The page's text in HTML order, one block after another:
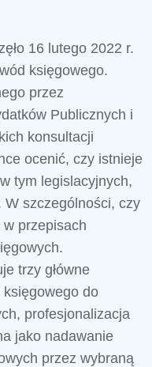
16 lutego 2022 r.
księgowego.
przez
Publicznych i
konsultacji
ocenić, czy istnieje
tym legislacyjnych,
szczególności, czy
przepisach
trzy główne
księgowego do
profesjonalizacja
jako nadawanie
przez wybraną